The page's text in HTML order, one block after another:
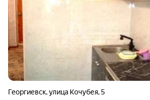
Георгиевск,улица Кочубея,5